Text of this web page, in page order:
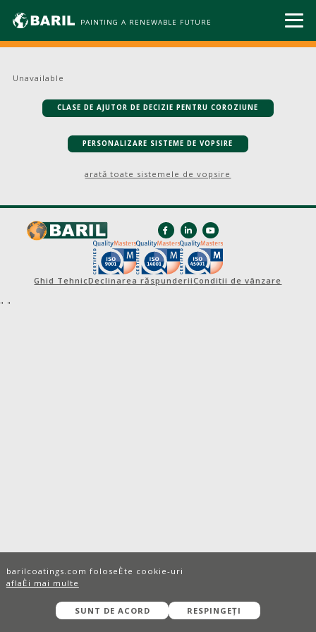
PAINTING A RENEWABLE FUTURE
Unavailable
CLASE DE AJUTOR DE DECIZIE PENTRU COROZIUNE
PERSONALIZARE SISTEME DE VOPSIRE
arată toate sistemele de vopsire
Ghid TehnicDeclinarea răspunderiiConditii de vânzare
"
barilcoatings.com foloseÈte cookie-uri
aflaÈi mai multe
SUNT DE ACORD RESPINGEȚI
"